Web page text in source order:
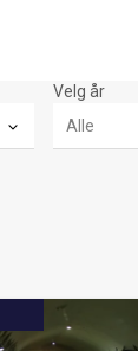
Velg år